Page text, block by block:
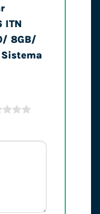
ITN
8GB/